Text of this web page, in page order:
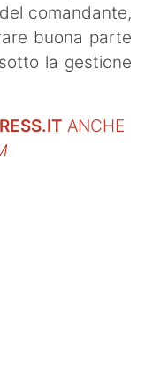
comandante,
buona parte
la gestione
ANCHE